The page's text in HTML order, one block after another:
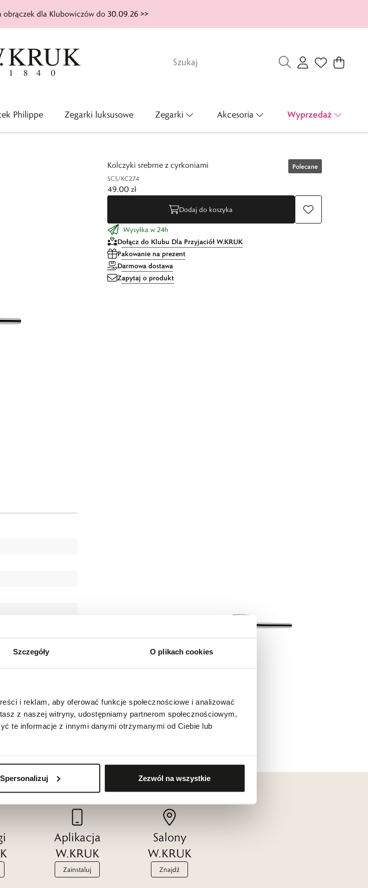
Szczegóły O plikach cookies
i reklam, aby oferować funkcje społecznościowe i analizować
z naszej witryny, udostępniamy partnerom społecznościowym,
te informacje z innymi danymi otrzymanymi od Ciebie lub
Spersonalizuj Zezwól na wszystkie
obrączek dla Klubowiczów do 30.09.26 >>
Philippe Zegarki luksusowe Zegarki Akcesoria Wyprzedaż
Kolczyki srebrne z cyrkoniami
SCS/KC274
Polecane
49,00 zł
Dodaj do koszyka
Wysyłka w 24h
Dołącz do Klubu Dla Przyjaciół W.KRUK
Pakowanie na prezent
Darmowa dostawa
Zapytaj o produkt
Aplikacja
W.KRUK
Zainstaluj
Salony
W.KRUK
Znajdź